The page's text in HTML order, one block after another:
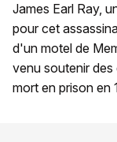
James Earl Ray,
pour cet
d'un motel de
venu soutenir des
mort en prison en